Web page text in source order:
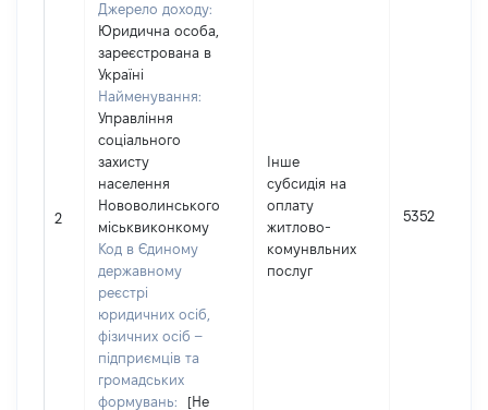
2
Джерело доходу:
Юридична особа,
зареєстрована в
Україні
Найменування:
Управління
соціального
захисту
населення
Нововолинського
міськвиконкому
Код в Єдиному
державному
реєстрі
юридичних осіб,
фізичних осіб –
підприємців та
громадських
формувань:
[Не
Інше
субсидія на
оплату
житлово-
комунвльних
послуг
5352